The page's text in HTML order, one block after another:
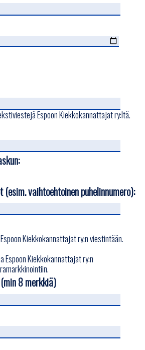
Espoon Kiekkokannattajat ry:ltä.
vaihtoehtoinen puhelinnumero):
Kiekkokannattajat ry:n viestintään.
Espoon Kiekkokannattajat ry:n
8 merkkiä)